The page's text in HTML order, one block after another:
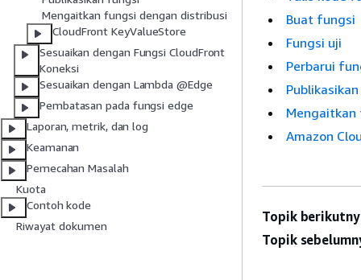
Mengaitkan fungsi dengan distribusi
CloudFront KeyValueStore
Sesuaikan dengan Fungsi CloudFront
Koneksi
Sesuaikan dengan Lambda @Edge
Pembatasan pada fungsi edge
Laporan, metrik, dan log
Keamanan
Pemecahan Masalah
Kuota
Contoh kode
Riwayat dokumen
Buat fungsi
Fungsi uji
Perbarui
Amazon
Topik
Topik